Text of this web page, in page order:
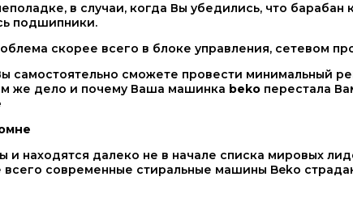
в случаи, когда Вы убедились, что барабан
подшипники.
скорее всего в блоке управления, сетевом
самостоятельно сможете провести минимальный
же дело и почему Ваша машинка beko перестала
находятся далеко не в начале списка мировых
современные стиральные машины Beko